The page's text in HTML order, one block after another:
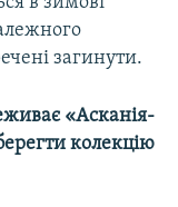
загинути.
«Асканія-
колекцію